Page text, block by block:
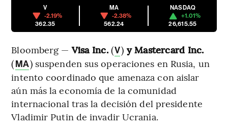
V
-2.19%
362.35
MA
-2.38%
562.24
NASDAQ
+1.01%
26,615.55
Bloomberg —Visa Inc. (V) y Mastercard Inc.
(MA) suspenden sus operaciones en Rusia, un
intento coordinado que amenaza con aislar
aún más la economía de la comunidad
internacional tras la decisión del presidente
Vladimir Putin de invadir Ucrania.